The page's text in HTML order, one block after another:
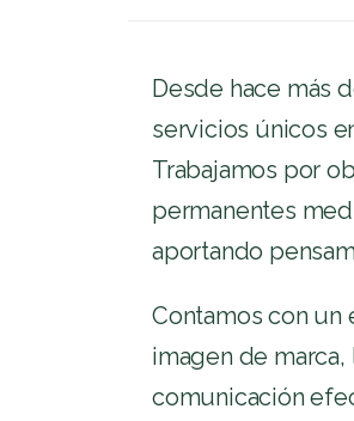
Desde hace más
servicios únicos
Trabajamos por
permanentes
aportando
Contamos con un
imagen de
comunicación